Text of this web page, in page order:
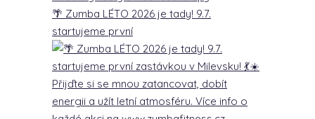
🌴 Zumba LÉTO 2026 je tady! 9.7.
startujeme první